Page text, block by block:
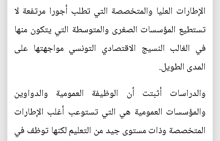
الإطارات العليا والمتخصصة التي تطلب أجورا مرتفعة لا
تستطيع المؤسسات الصغرى والمتوسطة التي يتكون منها
في الغالب النسيج الاقتصادي التونسي مواجهتها على
المدى الطويل.
والدراسات أثبتت أن الوظيفة العمومية والدواوين
والمؤسسات العمومية هي التي تستوعب أغلب الإطارات
المتخصصة وذات مستوى جيد من التعليم لكنها توظف في